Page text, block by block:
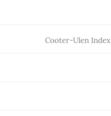
Cooter-Ulen Index